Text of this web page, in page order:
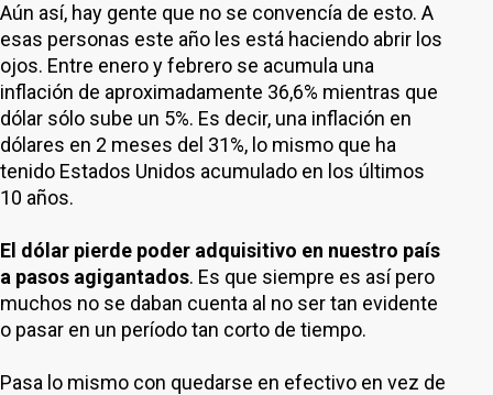
Aún así, hay gente que no se convencía de esto. A
esas personas este año les está haciendo abrir los
ojos. Entre enero y febrero se acumula una
inflación de aproximadamente 36,6% mientras que
dólar sólo sube un 5%. Es decir, una inflación en
dólares en 2 meses del 31%, lo mismo que ha
tenido Estados Unidos acumulado en los últimos
10 años.
El dólar pierde poder adquisitivo en nuestro país
a pasos agigantados. Es que siempre es así pero
muchos no se daban cuenta al no ser tan evidente
o pasar en un período tan corto de tiempo.
Pasa lo mismo con quedarse en efectivo en vez de